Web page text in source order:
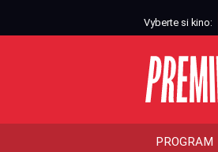
Vyberte si kino:
PROGRAM